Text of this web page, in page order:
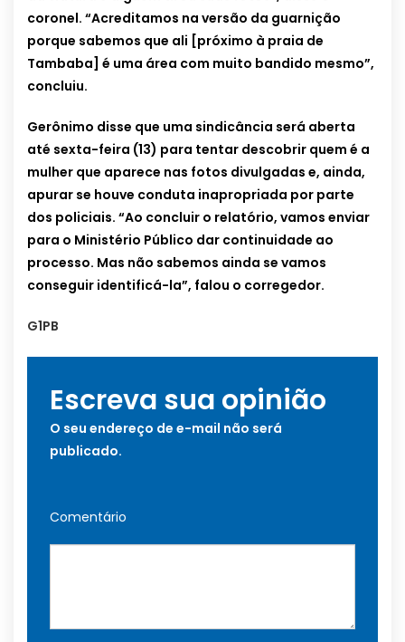
coronel. “Acreditamos na versão da guarnição
porque sabemos que ali [próximo à praia de
Tambaba] é uma área com muito bandido mesmo”,
concluiu.
Gerônimo disse que uma sindicância será aberta
até sexta-feira (13) para tentar descobrir quem é a
mulher que aparece nas fotos divulgadas e, ainda,
apurar se houve conduta inapropriada por parte
dos policiais. “Ao concluir o relatório, vamos enviar
para o Ministério Público dar continuidade ao
processo. Mas não sabemos ainda se vamos
conseguir identificá-la”, falou o corregedor.
G1PB
Escreva sua opinião
O seu endereço de e-mail não será
publicado.
Comentário